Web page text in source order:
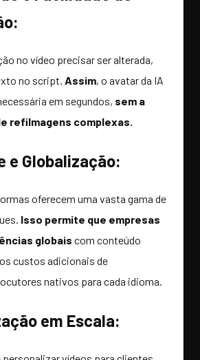
no vídeo precisar ser alterada,
no script. Assim, o avatar da IA
em segundos, sem a
refilmagens complexas.
e Globalização:
oferecem uma vasta gama de
Isso permite que empresas
globais com conteúdo
custos adicionais de
nativos para cada idioma.
em Escala: